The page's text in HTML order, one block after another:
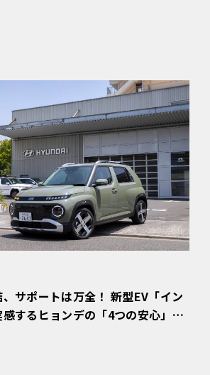
サポートは万全！ 新型EV「イン
するヒョンデの「4つの安心」
ンデ6つの疑問：Why? Hyunda